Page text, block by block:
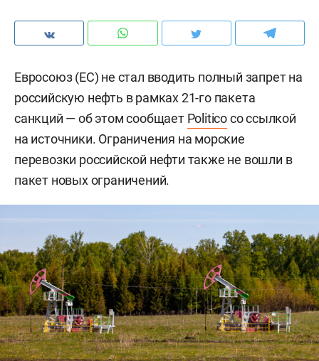
Евросоюз (ЕС) не стал вводить полный запрет на
российскую нефть в рамках 21-го пакета
санкций — об этом сообщает Politicoсо ссылкой
на источники. Ограничения на морские
перевозки российской нефти также не вошли в
пакет новых ограничений.